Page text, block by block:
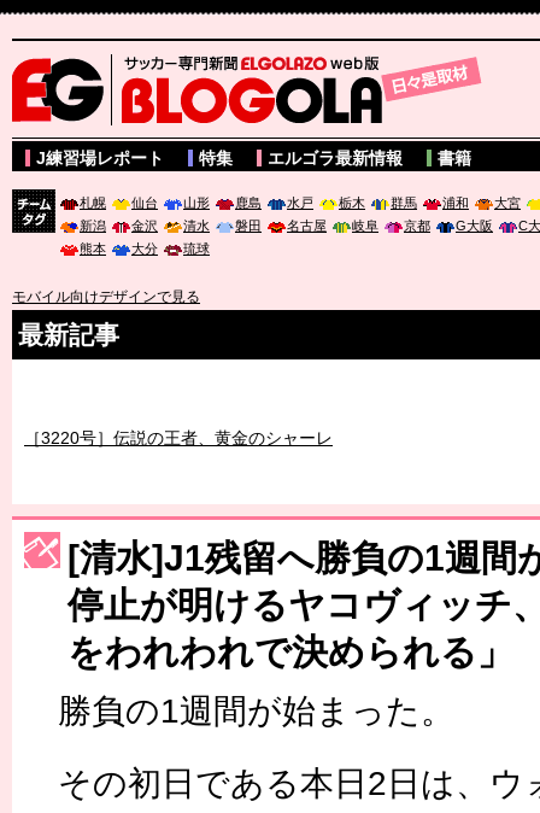
サッカー専門新聞ELGOLAZO web版 BLOGOLA
J練習場レポート 特集 エルゴラ最新情報 書籍
札幌 仙台 山形 鹿島 水戸 栃木 群馬 浦和
大宮
新潟
金沢 清水 磐田 名古屋 岐阜 京都 G大阪
C
熊本
大分 琉球
モバイル向けデザインで見る
最新記事
［3220号］伝説の王者、黄金のシャーレ
［3230号］世界一への夢は終わらない
［3223号］一丸。日本出陣
［3222号］史上最大のW杯開幕 注目は「個」
長谷川 アーリアジャスールさんがシンポジウム「気候変動から命
[清水]J1残留へ勝負の1週間
停止が明けるヤコヴィッチ
をわれわれで決められる」
勝負の1週間が始まった。
その初日である本日2日は、ウ